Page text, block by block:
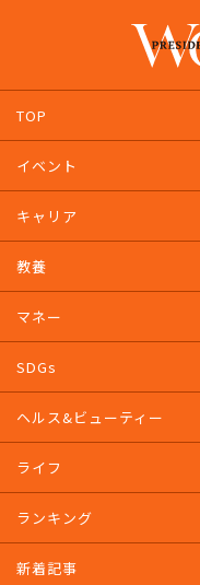
TOP
イベント
キャリア
教養
マネー
SDGs
ヘルス&ビューティー
ライフ
ランキング
新着記事